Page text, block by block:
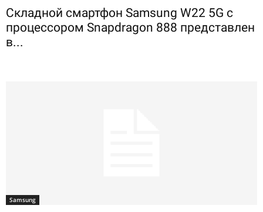
Складной смартфон Samsung W22 5G с
процессором Snapdragon 888 представлен
в...
Samsung